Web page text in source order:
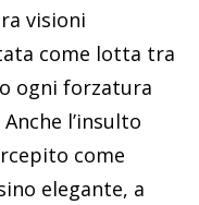
visioni
come lotta tra
ogni forzatura
l’insulto
come
elegante, a